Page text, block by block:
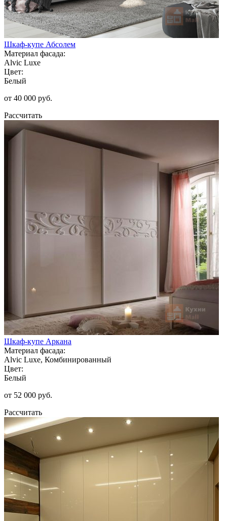
Шкаф-купе Абсолем
Материал фасада:
Alvic Luxe
Цвет:
Белый
от 40 000 руб.
Рассчитать
Шкаф-купе Аркана
Материал фасада:
Alvic Luxe, Комбинированный
Цвет:
Белый
от 52 000 руб.
Рассчитать